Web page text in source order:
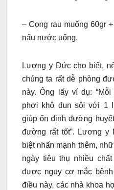
– Cọng rau muống 60gr
nấu nước uống.
Lương y Đức cho biết,
chúng ta rất dễ phòng
này. Ông lấy ví dụ:
phơi khô đun sôi với 1
giúp ổn định đường
đường rất tốt”. Lương y
biệt nhấn mạnh thêm,
ngày tiêu thụ nhiều
được nguy cơ mắc
điều này, các nhà khoa